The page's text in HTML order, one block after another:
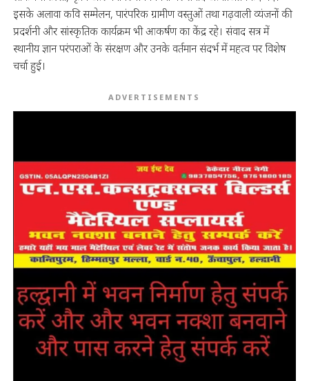
इसके अलावा कवि सम्मेलन, पारंपरिक ग्रामीण वस्तुओं तथा गढ़वाली व्यंजनों की
प्रदर्शनी और सांस्कृतिक कार्यक्रम भी आकर्षण का केंद्र रहे। संवाद सत्र में
स्थानीय ज्ञान परंपराओं के संरक्षण और उनके वर्तमान संदर्भ में महत्व पर विशेष
चर्चा हुई।
ADVERTISEMENTS